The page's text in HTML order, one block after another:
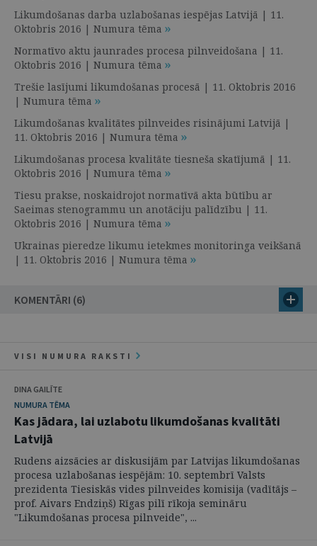
Likumdošanas darba uzlabošanas iespējas Latvijā | 11.
Oktobris 2016 | Numura tēma
Normatīvo aktu jaunrades procesa pilnveidošana | 11.
Oktobris 2016 | Numura tēma
Trešie lasījumi likumdošanas procesā | 11. Oktobris 2016
| Numura tēma
Likumdošanas kvalitātes pilnveides risinājumi Latvijā |
11. Oktobris 2016 | Numura tēma
Likumdošanas procesa kvalitāte tiesneša skatījumā | 11.
Oktobris 2016 | Numura tēma
Tiesu prakse, noskaidrojot normatīvā akta būtību ar
Saeimas stenogrammu un anotāciju palīdzību | 11.
Oktobris 2016 | Numura tēma
Ukrainas pieredze likumu ietekmes monitoringa veikšanā
| 11. Oktobris 2016 | Numura tēma
KOMENTĀRI (6)
VISI NUMURA RAKSTI
DINA GAILĪTE
NUMURA TĒMA
Kas jādara, lai uzlabotu likumdošanas kvalitāti
Latvijā
Rudens aizsācies ar diskusijām par Latvijas likumdošanas
procesa uzlabošanas iespējām: 10. septembrī Valsts
prezidenta Tiesiskās vides pilnveides komisija (vadītājs –
prof. Aivars Endziņš) Rīgas pilī rīkoja semināru
"Likumdošanas procesa pilnveide", ...